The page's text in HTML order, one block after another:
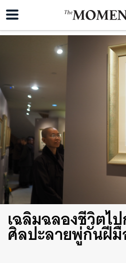
เฉลิมฉลองชีวิตไ
ศิลปะลายพู่กันฝี